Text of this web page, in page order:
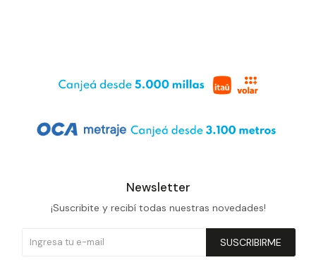
Newsletter
¡Suscribite y recibí todas nuestras novedades!
SUSCRIBIRME